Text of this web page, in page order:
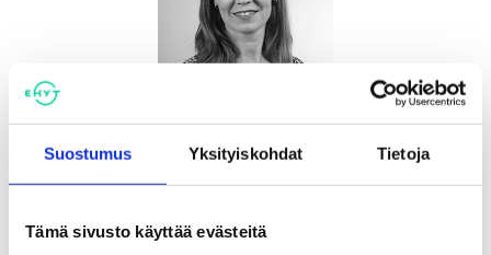
Suostumus Yksityiskohdat Tietoja
Tämä sivusto käyttää evästeitä
044 510 0228